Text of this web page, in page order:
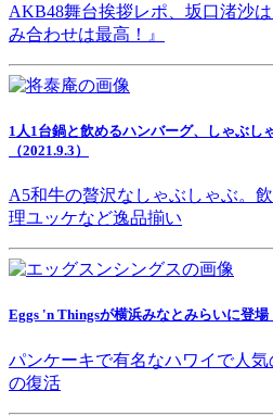
AKB48舞台挨拶レポ、坂口渚沙
み合わせは最高！』
1人1台鍋と飲めるハンバーグ、しゃぶし
（2021.9.3）
A5和牛の贅沢なしゃぶしゃぶ。
理ユッケなど逸品揃い
Eggs 'n Thingsが横浜みなとみらいに登場
パンケーキで有名なハワイで人
の復活